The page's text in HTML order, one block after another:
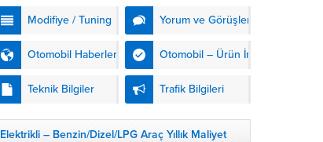
Modifiye / Tuning Yorum ve Görüşler
Otomobil Haberleri Otomobil – Ürün İnceleme
Teknik Bilgiler Trafik Bilgileri
Elektrikli – Benzin/Dizel/LPG Araç Yıllık Maliyet